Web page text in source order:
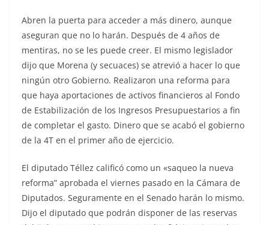
Abren la puerta para acceder a más dinero, aunque
aseguran que no lo harán. Después de 4 años de
mentiras, no se les puede creer. El mismo legislador
dijo que Morena (y secuaces) se atrevió a hacer lo que
ningún otro Gobierno. Realizaron una reforma para
que haya aportaciones de activos financieros al Fondo
de Estabilización de los Ingresos Presupuestarios a fin
de completar el gasto. Dinero que se acabó el gobierno
de la 4T en el primer año de ejercicio.
El diputado Téllez calificó como un «saqueo la nueva
reforma” aprobada el viernes pasado en la Cámara de
Diputados. Seguramente en el Senado harán lo mismo.
Dijo el diputado que podrán disponer de las reservas